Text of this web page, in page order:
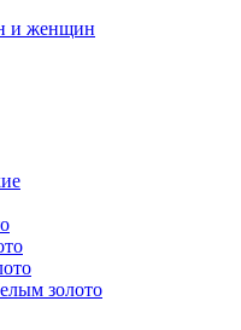
и женщин
золото